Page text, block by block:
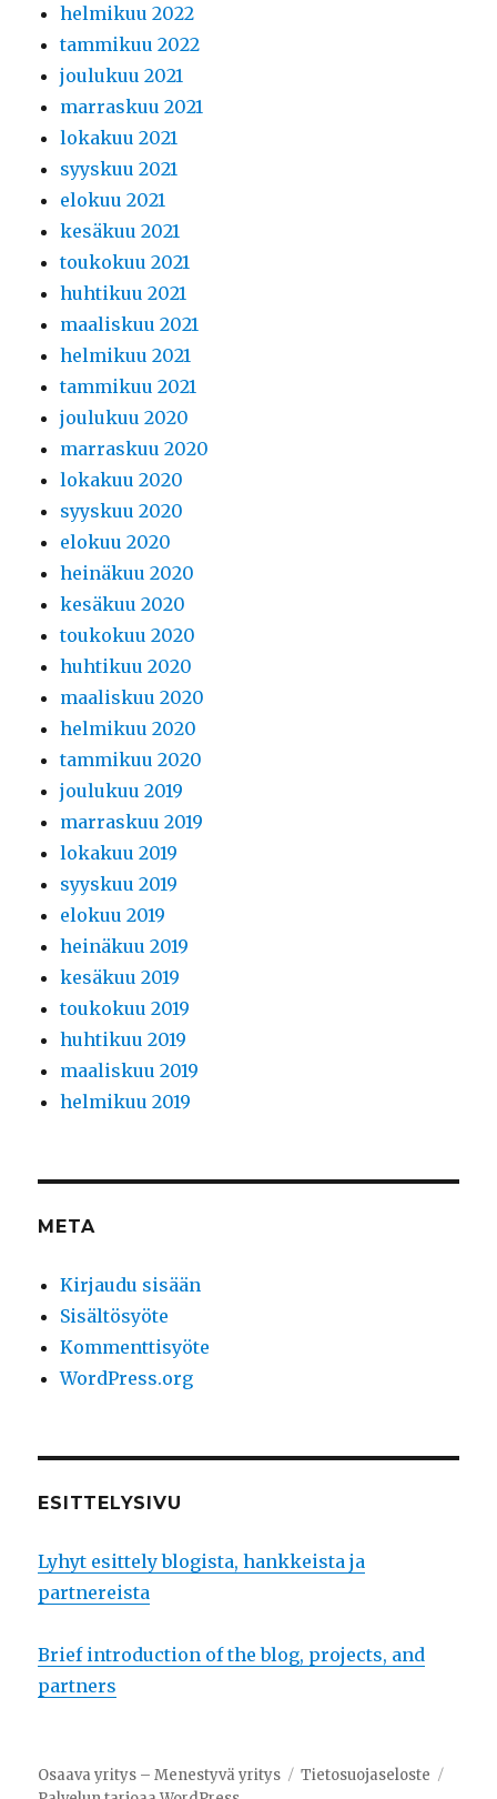
helmikuu 2022
tammikuu 2022
joulukuu 2021
marraskuu 2021
lokakuu 2021
syyskuu 2021
elokuu 2021
kesäkuu 2021
toukokuu 2021
huhtikuu 2021
maaliskuu 2021
helmikuu 2021
tammikuu 2021
joulukuu 2020
marraskuu 2020
lokakuu 2020
syyskuu 2020
elokuu 2020
heinäkuu 2020
kesäkuu 2020
toukokuu 2020
huhtikuu 2020
maaliskuu 2020
helmikuu 2020
tammikuu 2020
joulukuu 2019
marraskuu 2019
lokakuu 2019
syyskuu 2019
elokuu 2019
heinäkuu 2019
kesäkuu 2019
toukokuu 2019
huhtikuu 2019
maaliskuu 2019
helmikuu 2019
META
Kirjaudu sisään
Sisältösyöte
Kommenttisyöte
WordPress.org
ESITTELYSIVU
Lyhyt esittely blogista, hankkeista ja
partnereista
Brief introduction of the blog, projects, and
partners
Osaava yritys – Menestyvä yritys
Tietosuojaseloste